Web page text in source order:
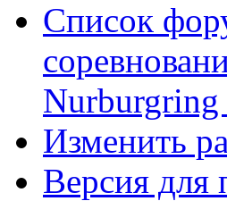
Список
Изменить
Версия для